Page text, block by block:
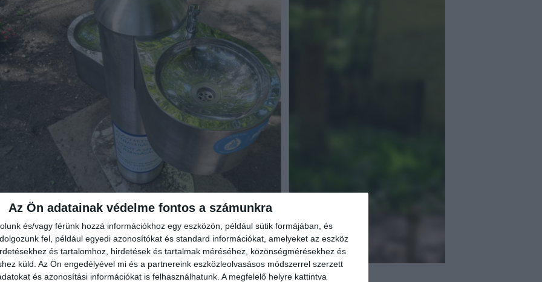
Az Ön adatainak védelme fontos a számunkra
és/vagy férünk hozzá információkhoz egy eszközön, például sütik formájában, és
fel, például egyedi azonosítókat és standard információkat, amelyeket az eszköz
és tartalomhoz, hirdetések és tartalmak méréséhez, közönségmérésekhez és
küld. Az Ön engedélyével mi és a partnereink eszközleolvasásos módszerrel szerzett
és azonosítási információkat is felhasználhatunk. A megfelelő helyre kattintva